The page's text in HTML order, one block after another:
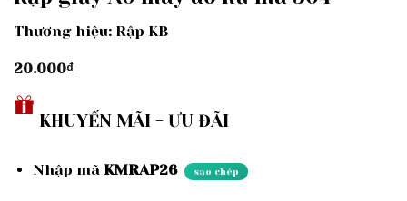
Thương hiệu: Rập KB
20.000₫
KHUYẾN MÃI - ƯU ĐÃI
Nhập mã KMRAP26 sao chép